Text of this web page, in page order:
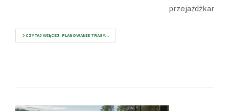
przejażdżkami.
CZYTAJ WIĘCEJ: PLANOWANIE TRASY...